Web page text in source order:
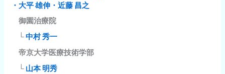
・大平 雄伸・近藤 昌之
御園治療院
└中村 秀一
帝京大学医療技術学部
└ 山本 明秀